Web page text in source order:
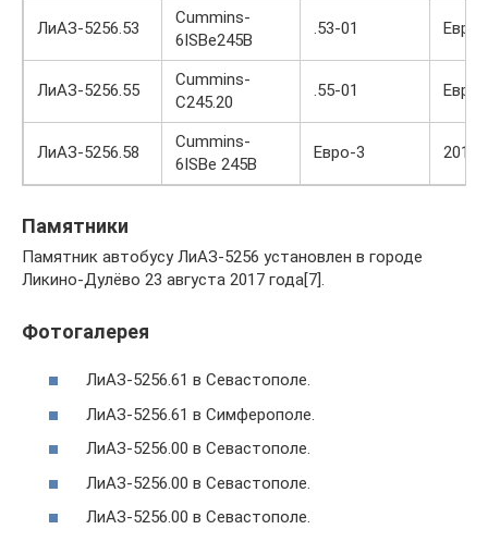
ЛиАЗ-5256.53
Cummins-
6ISBe245B
.53-01
ЛиАЗ-5256.55
Cummins-
C245.20
.55-01
ЛиАЗ-5256.58
Cummins-
6ISBe 245B
Евро-3
Памятники
Памятник автобусу ЛиАЗ-5256 установлен в городе
Ликино-Дулёво 23 августа 2017 года[7].
Фотогалерея
ЛиАЗ-5256.61 в Севастополе.
ЛиАЗ-5256.61 в Симферополе.
ЛиАЗ-5256.00 в Севастополе.
ЛиАЗ-5256.00 в Севастополе.
ЛиАЗ-5256.00 в Севастополе.